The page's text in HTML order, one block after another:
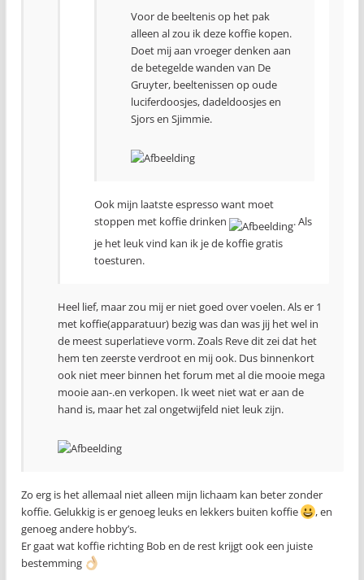
Voor de beeltenis op het pak
alleen al zou ik deze koffie kopen.
Doet mij aan vroeger denken aan
de betegelde wanden van De
Gruyter, beeltenissen op oude
luciferdoosjes, dadeldoosjes en
Sjors en Sjimmie.
Ook mijn laatste espresso want moet
stoppen met koffie drinken
. Als
je het leuk vind kan ik je de koffie gratis
toesturen.
Heel lief, maar zou mij er niet goed over voelen. Als er 1
met koffie(apparatuur) bezig was dan was jij het wel in
de meest superlatieve vorm. Zoals Reve dit zei dat het
hem ten zeerste verdroot en mij ook. Dus binnenkort
ook niet meer binnen het forum met al die mooie mega
mooie aan-.en verkopen. Ik weet niet wat er aan de
hand is, maar het zal ongetwijfeld niet leuk zijn.
Zo erg is het allemaal niet alleen mijn lichaam kan beter zonder
koffie. Gelukkig is er genoeg leuks en lekkers buiten koffie
, en
genoeg andere hobby’s.
Er gaat wat koffie richting Bob en de rest krijgt ook een juiste
bestemming